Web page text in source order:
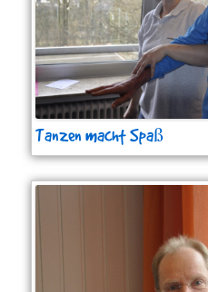
Tanzen macht Spaß